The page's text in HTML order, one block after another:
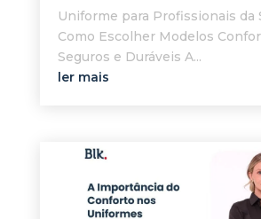
Uniforme para Profissionais da
Como Escolher Modelos
Seguros e Duráveis A...
ler mais